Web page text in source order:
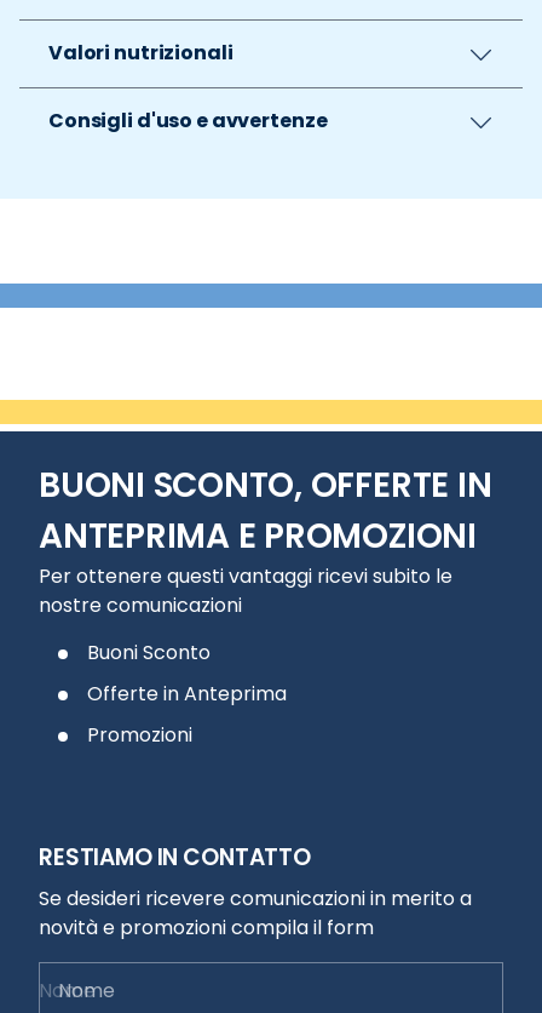
Valori nutrizionali
Consigli d'uso e avvertenze
BUONI SCONTO, OFFERTE IN
ANTEPRIMA E PROMOZIONI
Per ottenere questi vantaggi ricevi subito le
nostre comunicazioni
Buoni Sconto
Offerte in Anteprima
Promozioni
RESTIAMO IN CONTATTO
Se desideri ricevere comunicazioni in merito a
novità e promozioni compila il form
Nome